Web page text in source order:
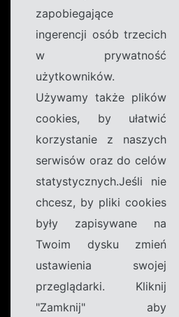
zapobiegające
ingerencji osób trzecich
w prywatność
użytkowników.
Używamy także plików
cookies, by ułatwić
korzystanie z naszych
serwisów oraz do celów
statystycznych.Jeśli nie
chcesz, by pliki cookies
były zapisywane na
Twoim dysku zmień
ustawienia swojej
przeglądarki. Kliknij
"Zamknij" aby